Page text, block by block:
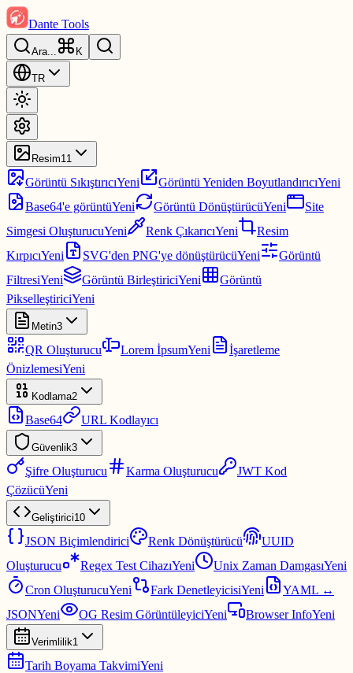
Dante Tools
Ara... K
TR
Resim11
Görüntü SıkıştırıcıYeni Görüntü Yeniden BoyutlandırıcıYeni
Base64'e görüntüYeni Görüntü DönüştürücüYeni
Site
Simgesi OluşturucuYeni Renk ÇıkarıcıYeni
Resim
KırpıcıYeni SVG'den PNG'ye dönüştürücüYeni
Görüntü
FiltresiYeni Görüntü BirleştiriciYeni
Görüntü
PikselleştiriciYeni
Metin3
QR Oluşturucu Lorem İpsumYeni
İşaretleme
ÖnizlemesiYeni
Kodlama2
Base64 URL Kodlayıcı
Güvenlik3
Şifre Oluşturucu Karma Oluşturucu
JWT Kod
ÇözücüYeni
Geliştirici10
JSON Biçimlendirici Renk Dönüştürücü
UUID
Oluşturucu
Regex Test CihazıYeni Unix Zaman DamgasıYeni
Cron OluşturucuYeni Fark DenetleyicisiYeni
YAML ↔
JSONYeni OG Resim GörüntüleyiciYeni Browser InfoYeni
Verimlilik1
Tarih Boyama TakvimiYeni